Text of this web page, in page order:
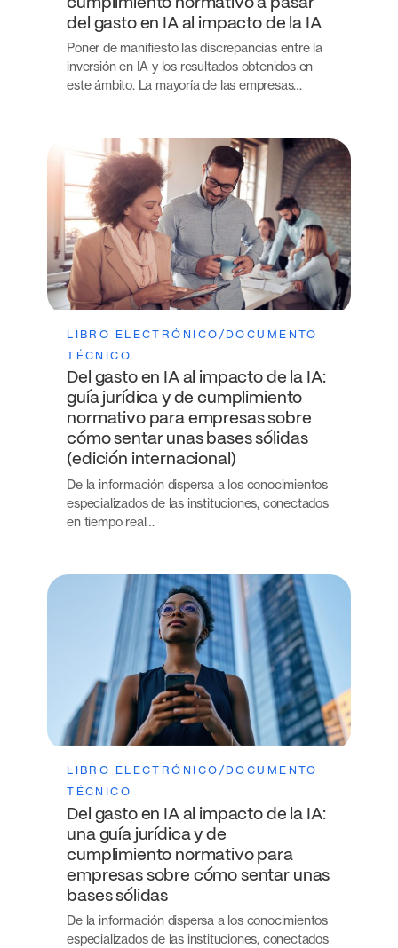
cumplimiento normativo a pasar
del gasto en IA al impacto de la IA
Poner de manifiesto las discrepancias entre la
inversión en IA y los resultados obtenidos en
este ámbito. La mayoría de las empresas…
LIBRO ELECTRÓNICO/DOCUMENTO
TÉCNICO
Del gasto en IA al impacto de la IA:
guía jurídica y de cumplimiento
normativo para empresas sobre
cómo sentar unas bases sólidas
(edición internacional)
De la información dispersa a los conocimientos
especializados de las instituciones, conectados
en tiempo real…
LIBRO ELECTRÓNICO/DOCUMENTO
TÉCNICO
Del gasto en IA al impacto de la IA:
una guía jurídica y de
cumplimiento normativo para
empresas sobre cómo sentar unas
bases sólidas
De la información dispersa a los conocimientos
especializados de las instituciones, conectados